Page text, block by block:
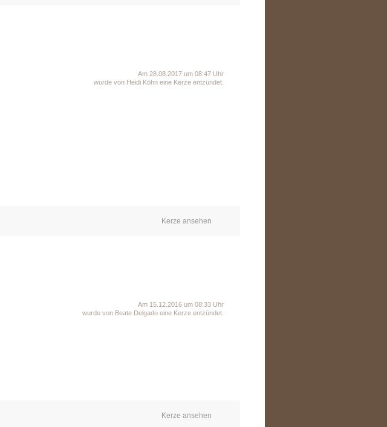
Am 28.08.2017 um 08:47 Uhr
wurde von Heidi Köhn eine Kerze entzündet.
Kerze ansehen
Am 15.12.2016 um 08:33 Uhr
wurde von Beate Delgado eine Kerze entzündet.
Kerze ansehen